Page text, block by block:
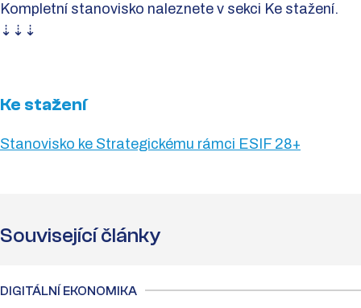
Kompletní stanovisko naleznete v sekci Ke stažení.
⇣⇣⇣
Ke stažení
Stanovisko ke Strategickému rámci ESIF 28+
Související články
DIGITÁLNÍ EKONOMIKA